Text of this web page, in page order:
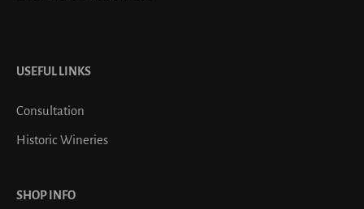
USEFUL LINKS
Consultation
Historic Wineries
SHOP INFO